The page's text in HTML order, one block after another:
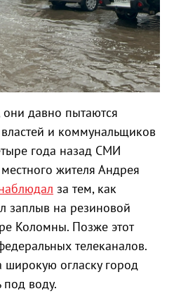
давно пытаются
и коммунальщиков
года назад СМИ
жителя Андрея
за тем, как
заплыв на резиновой
Коломны. Позже этот
телеканалов.
огласку город
под воду.